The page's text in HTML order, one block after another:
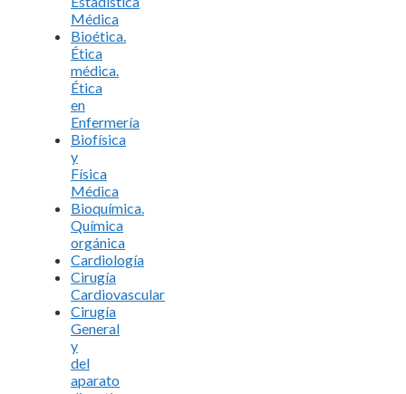
Médica
Bioética.
Ética
médica.
Ética
en
Enfermería
Biofísica
y
Física
Médica
Bioquímica.
Química
orgánica
Cardiología
Cirugía
Cardiovascular
Cirugía
General
y
del
aparato